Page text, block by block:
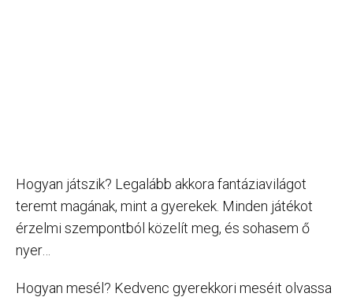
Hogyan játszik? Legalább akkora fantáziavilágot
teremt magának, mint a gyerekek. Minden játékot
érzelmi szempontból közelít meg, és sohasem ő
nyer…
Hogyan mesél? Kedvenc gyerekkori meséit olvassa